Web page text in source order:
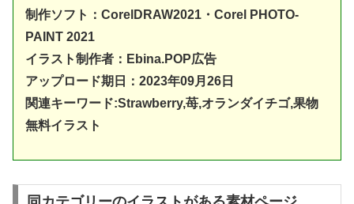
制作ソフト： CorelDRAW2021・Corel PHOTO-
PAINT 2021
イラスト制作者：Ebina.POP広告
アップロード期日：2023年09月26日
関連キーワード:Strawberry,苺,オランダイチゴ,果物
無料イラスト